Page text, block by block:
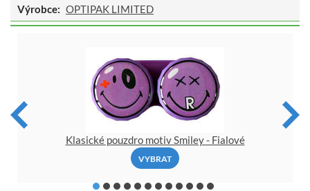
Výrobce: OPTIPAK LIMITED
Klasické pouzdro motiv Smiley - Fialové
VYBRAT